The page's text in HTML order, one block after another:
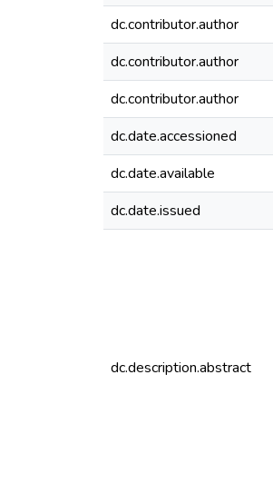
dc.contributor.author
dc.contributor.author
dc.contributor.author
dc.date.accessioned
dc.date.available
dc.date.issued
dc.description.abstract